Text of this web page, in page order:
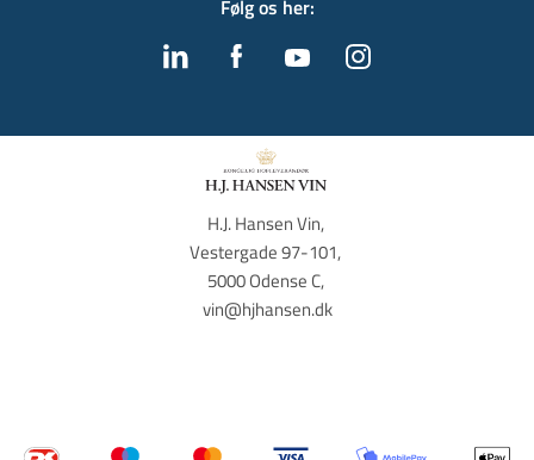
Følg os her:
H.J. Hansen Vin,
Vestergade 97-101,
5000 Odense C,
vin@hjhansen.dk